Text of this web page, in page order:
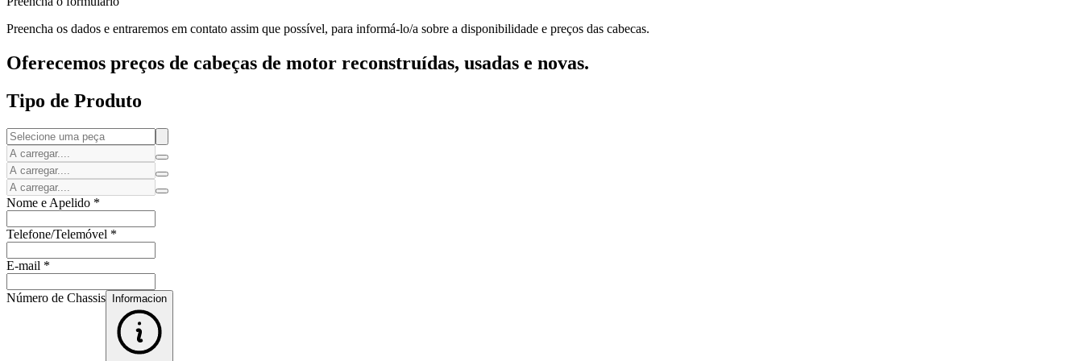
Preencha os dados e entraremos em contato assim que possível, para informá-lo/a sobre a disponibilidade e preços das cabecas.
Oferecemos preços de cabeças de motor reconstruídas, usadas e novas.
Tipo de Produto
Nome e Apelido *
Telefone/Telemóvel *
E-mail *
Número de Chassis Informacion